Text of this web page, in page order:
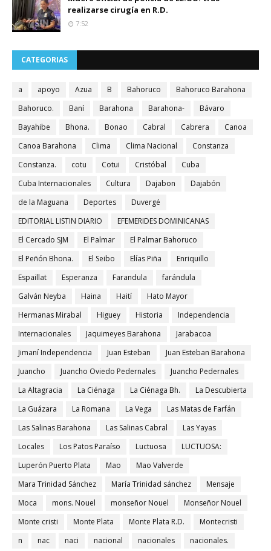
realizarse cirugía en R.D.
7:52
CATEGORIAS
a apoyo Azua B Bahoruco
Bahoruco Barahona
Bahoruco.
Baní Barahona Barahona-
Bávaro
Bayahibe
Bhona. Bonao Cabral Cabrera
Canoa
Canoa Barahona
Clima Clima Nacional
Constanza
Constanza.
cotu Cotui Cristóbal
Cuba
Cuba Internacionales
Cultura Dajabon
Dajabón
de la Maguana
Deportes
Duvergé
EDITORIAL LISTIN DIARIO
EFEMERIDES DOMINICANAS
El Cercado SJM
El Palmar
El Palmar Bahoruco
El Peñón Bhona.
El Seibo Elías Piña
Enriquillo
Espaillat
Esperanza Farandula
farándula
Galván Neyba
Haina Haití
Hato Mayor
Hermanas Mirabal
Higuey Historia
Independencia
Internacionales
Jaquimeyes Barahona
Jarabacoa
Jimaní Independencia
Juan Esteban
Juan Esteban Barahona
Juancho
Juancho Oviedo Pedernales
Juancho Pedernales
La Altagracia
La Ciénaga La Ciénaga Bh.
La Descubierta
La Guázara
La Romana La Vega
Las Matas de Farfán
Las Salinas Barahona
Las Salinas Cabral
Las Yayas
Locales
Los Patos Paraíso Luctuosa
LUCTUOSA:
Luperón Puerto Plata
Mao
Mao Valverde
Mara Trinidad Sánchez
María Trinidad sánchez
Mensaje
Moca
mons. Nouel monseñor Nouel
Monseñor Nouel
Monte cristi
Monte Plata Monte Plata R.D.
Montecristi
n
nac naci nacional nacionales
nacionales.